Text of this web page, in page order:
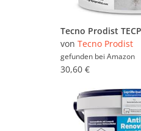
von Tecno Prodist
gefunden bei Amazon
30,60 €